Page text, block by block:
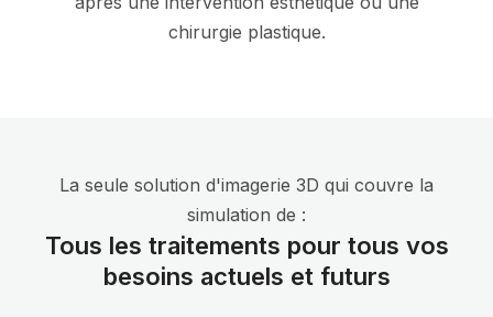
chirurgie plastique.
La seule solution d'imagerie 3D qui couvre la
simulation de :
Tous les traitements pour tous vos
besoins actuels et futurs